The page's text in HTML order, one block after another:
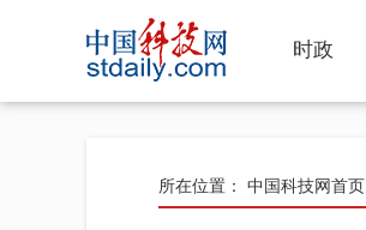
时政
所在位置： 中国科技网首页